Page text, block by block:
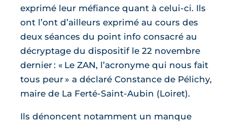
exprimé leur méfiance quant à celui-ci. Ils
ont l’ont d’ailleurs exprimé au cours des
deux séances du point info consacré au
décryptage du dispositif le 22 novembre
dernier : « Le ZAN, l’acronyme qui nous fait
tous peur » a déclaré Constance de Pélichy,
maire de La Ferté-Saint-Aubin (Loiret).
Ils dénoncent notamment un manque